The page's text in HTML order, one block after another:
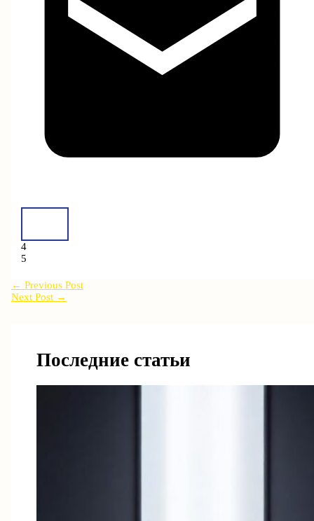
4
5
← Previous Post
Next Post →
Последние статьи